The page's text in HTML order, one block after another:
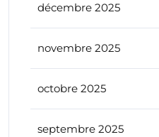
décembre 2025
novembre 2025
octobre 2025
septembre 2025